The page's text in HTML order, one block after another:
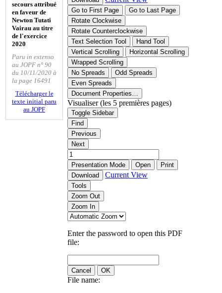
secours attribué
en faveur de
Newton Tutati
Vairau au titre
de l'exercice
2020
Paru in extenso
au JOPF n° 90
du 10/11/2020 à
la page 16491
Télécharger le
texte initial paru
au JOPF
Go to First Page
Go to Last Page
Rotate Clockwise
Rotate Counterclockwise
Text Selection Tool
Hand Tool
Vertical Scrolling
Horizontal Scrolling
Wrapped Scrolling
No Spreads
Odd Spreads
Even Spreads
Document Properties…
Visualiser (les 5 premières pages)
Toggle Sidebar
Find
Previous
Next
Presentation Mode Open
Print
Download
Current View
Tools
Zoom Out
Zoom In
Enter the password to open this PDF
file:
Cancel OK
File name: